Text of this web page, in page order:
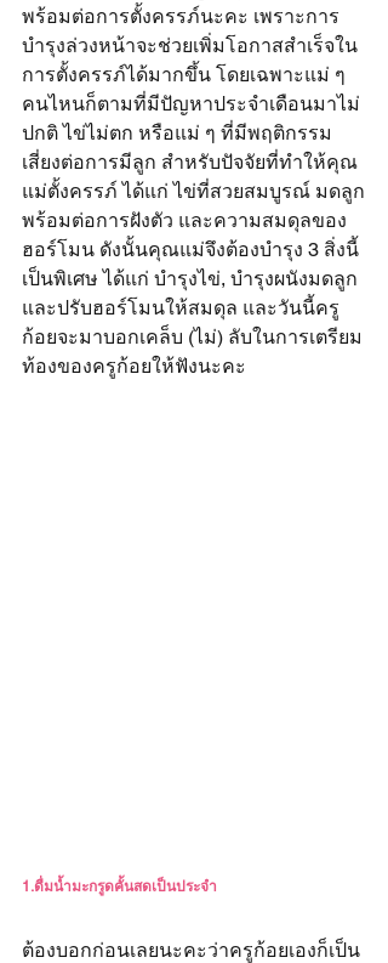
พร้อมต่อการตั้งครรภ์นะคะ เพราะการ
บำรุงล่วงหน้าจะช่วยเพิ่มโอกาสสำเร็จใน
การตั้งครรภ์ได้มากขึ้น โดยเฉพาะแม่ ๆ
คนไหนก็ตามที่มีปัญหาประจำเดือนมาไม่
ปกติ ไข่ไม่ตก หรือแม่ ๆ ที่มีพฤติกรรม
เสี่ยงต่อการมีลูก สำหรับปัจจัยที่ทำให้คุณ
แม่ตั้งครรภ์ ได้แก่ ไข่ที่สวยสมบูรณ์ มดลูก
พร้อมต่อการฝังตัว และความสมดุลของ
ฮอร์โมน ดังนั้นคุณแม่จึงต้องบำรุง 3 สิ่งนี้
เป็นพิเศษ ได้แก่ บำรุงไข่, บำรุงผนังมดลูก
และปรับฮอร์โมนให้สมดุล และวันนี้ครู
ก้อยจะมาบอกเคล็บ (ไม่) ลับในการเตรียม
ท้องของครูก้อยให้ฟังนะคะ
1.ดื่มน้ำมะกรูดคั้นสดเป็นประจำ
ต้องบอกก่อนเลยนะคะว่าครูก้อยเองก็เป็น